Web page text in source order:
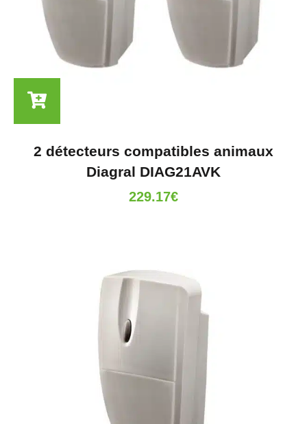
2 détecteurs compatibles animaux
Diagral DIAG21AVK
229.17€